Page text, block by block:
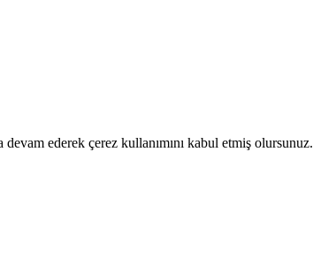
ederek çerez kullanımını kabul etmiş olursunuz.